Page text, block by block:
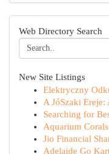
Web Directory Search
New Site Listings
Elektryczny
A JóSzaki Ereje:
Searching for
Aquarium
Jio Financial
Adelaide Go